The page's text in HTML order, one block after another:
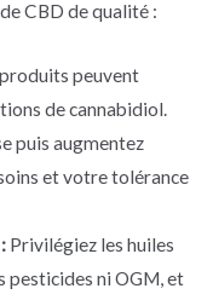
CBD de qualité :
peuvent
de cannabidiol.
puis augmentez
et votre tolérance
Privilégiez les huiles
pesticides ni OGM, et